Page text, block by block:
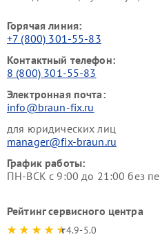
Горячая линия:
+7 (800) 301-55-83
Контактный телефон:
8 (800) 301-55-83
Электронная почта:
info@braun-fix.ru
для юридических лиц
manager@fix-braun.ru
График работы:
ПН-ВСК с 9:00 до 21:00 без
Рейтинг сервисного центра
4.9-5.0